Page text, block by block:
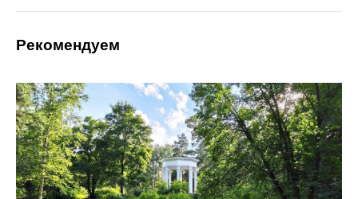
Рекомендуем